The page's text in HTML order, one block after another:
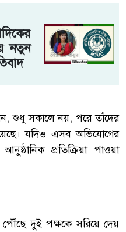
নতুন
শুধু সকালে নয়, পরে তাঁদের
যদিও এসব অভিযোগের
প্রতিক্রিয়া পাওয়া
দুই পক্ষকে সরিয়ে দেয়